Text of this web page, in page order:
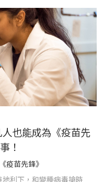
也能成為《疫苗先
！
疫苗先鋒》
利下，和變種病毒搶時